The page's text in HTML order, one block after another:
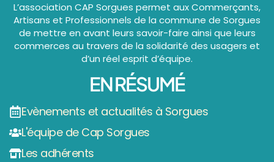
L’association CAP Sorgues permet aux Commerçants,
Artisans et Professionnels de la commune de Sorgues
de mettre en avant leurs savoir-faire ainsi que leurs
commerces au travers de la solidarité des usagers et
d’un réel esprit d’équipe.
EN RÉSUMÉ
Evènements et actualités à Sorgues
L'équipe de Cap Sorgues
Les adhérents